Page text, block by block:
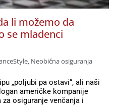
li možemo da
se mladenci
Neobična osiguranja
„poljubi pa ostavi“, ali naši
američke kompanije
osiguranje venčanja i